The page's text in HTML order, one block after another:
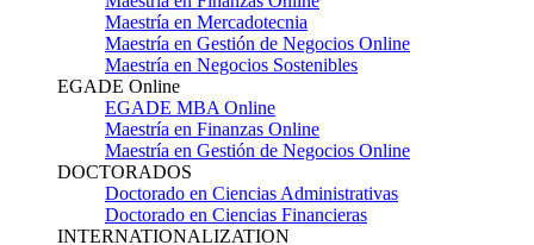
Maestría en Mercadotecnia
Maestría en Gestión de Negocios Online
Maestría en Negocios Sostenibles
EGADE Online
EGADE MBA Online
Maestría en Finanzas Online
Maestría en Gestión de Negocios Online
DOCTORADOS
Doctorado en Ciencias Administrativas
Doctorado en Ciencias Financieras
INTERNATIONALIZATION